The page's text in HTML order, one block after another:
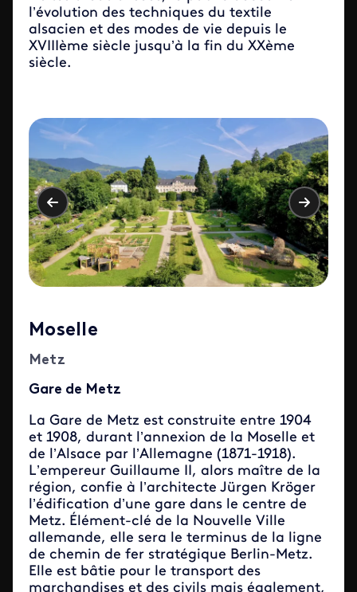
l’évolution des techniques du textile
alsacien et des modes de vie depuis le
XVIIIème siècle jusqu’à la fin du XXème
siècle.
Moselle
Metz
Gare de Metz
La Gare de Metz est construite entre 1904
et 1908, durant l’annexion de la Moselle et
de l’Alsace par l’Allemagne (1871-1918).
L’empereur Guillaume II, alors maître de la
région, confie à l’architecte Jürgen Kröger
l’édification d’une gare dans le centre de
Metz. Élément-clé de la Nouvelle Ville
allemande, elle sera le terminus de la ligne
de chemin de fer stratégique Berlin-Metz.
Elle est bâtie pour le transport des
marchandises et des civils mais également,